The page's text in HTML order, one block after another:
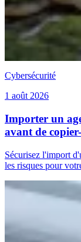
Cybersécurité
1 août 2026
Importer un
avant de
Sécurisez l'import
les risques pour